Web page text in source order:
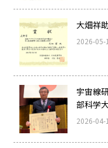
大畑祥
2026-
宇宙線
部科学
2026-